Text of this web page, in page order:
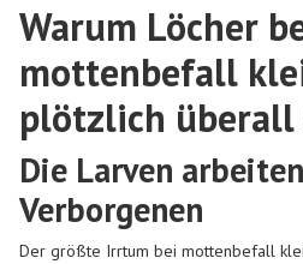
Warum Löcher
mottenbefall
plötzlich überall
Die Larven
Verborgenen
Der größte Irrtum bei mottenbefall